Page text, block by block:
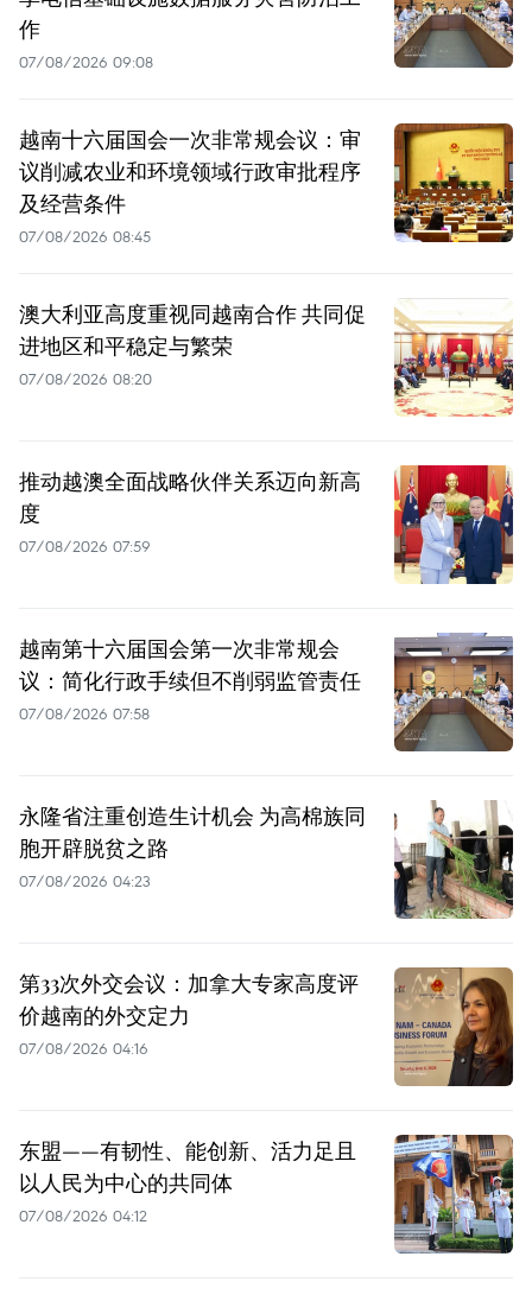
作
07/08/2026 09:08
越南十六届国会一次非常规会议：审
议削减农业和环境领域行政审批程序
及经营条件
07/08/2026 08:45
澳大利亚高度重视同越南合作 共同促
进地区和平稳定与繁荣
07/08/2026 08:20
推动越澳全面战略伙伴关系迈向新高
度
07/08/2026 07:59
越南第十六届国会第一次非常规会
议：简化行政手续但不削弱监管责任
07/08/2026 07:58
永隆省注重创造生计机会 为高棉族同
胞开辟脱贫之路
07/08/2026 04:23
第33次外交会议：加拿大专家高度评
价越南的外交定力
07/08/2026 04:16
东盟——有韧性、能创新、活力足且
以人民为中心的共同体
07/08/2026 04:12